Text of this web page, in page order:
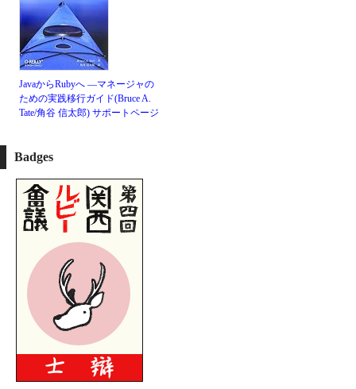
JavaからRubyへ ―マネージャの
ための実践移行ガイド(Bruce A.
Tate/角谷 信太郎) サポートページ
Badges